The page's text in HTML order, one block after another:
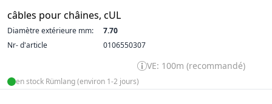
câbles pour châines, cUL
Diamètre extérieure mm:
7.70
Nr- d'article
0106550307
VE: 100m (recommandé)
en stock Rümlang (environ 1-2 jours)